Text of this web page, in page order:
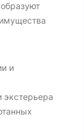
и
экстерьера